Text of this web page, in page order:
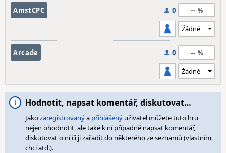
AmstCPC 0 --
Arcade 0 --
Hodnotit, napsat komentář, diskutovat…
Jakozaregistrovanýa přihlášený uživatel můžete tuto hru
nejen ohodnotit, ale také k ní případně napsat komentář,
diskutovat o ní či ji zařadit do některého ze seznamů (vlastním,
chci atd.).